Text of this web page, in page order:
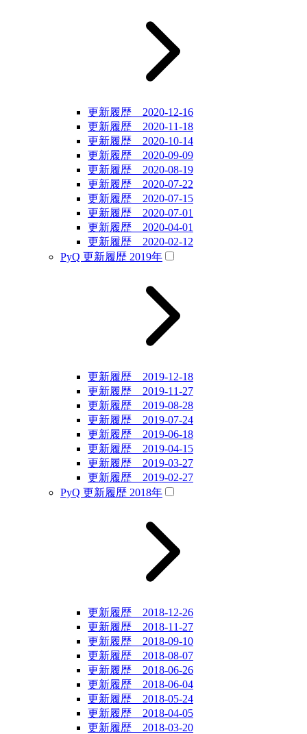
更新履歴 2020-12-16
更新履歴 2020-11-18
更新履歴 2020-10-14
更新履歴 2020-09-09
更新履歴 2020-08-19
更新履歴 2020-07-22
更新履歴 2020-07-15
更新履歴 2020-07-01
更新履歴 2020-04-01
更新履歴 2020-02-12
PyQ 更新履歴 2019年
更新履歴 2019-12-18
更新履歴 2019-11-27
更新履歴 2019-08-28
更新履歴 2019-07-24
更新履歴 2019-06-18
更新履歴 2019-04-15
更新履歴 2019-03-27
更新履歴 2019-02-27
PyQ 更新履歴 2018年
更新履歴 2018-12-26
更新履歴 2018-11-27
更新履歴 2018-09-10
更新履歴 2018-08-07
更新履歴 2018-06-26
更新履歴 2018-06-04
更新履歴 2018-05-24
更新履歴 2018-04-05
更新履歴 2018-03-20